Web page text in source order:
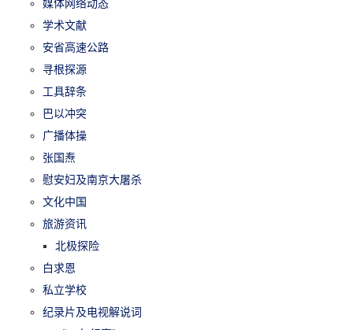
媒体网络动态
学术文献
安省高速公路
寻根探源
工具辞条
巴以冲突
广播体操
张国焘
慰安妇及南京大屠杀
文化中国
旅游资讯
北极探险
白求恩
私立学校
纪录片及电视解说词